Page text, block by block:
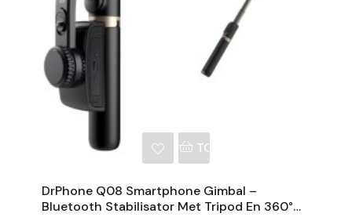
TOEVOEGEN AAN
DrPhone Q08 Smartphone Gimbal –
Bluetooth Stabilisator Met Tripod En 360°